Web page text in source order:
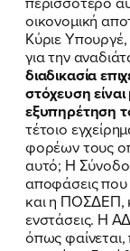
οικονομική
Κύριε Υπουργέ,
για την
διαδικασία
στόχευση
εξυπηρέτηση
τέτοιο
φορέων τους
αυτό; Η
αποφάσεις που
και η ΠΟΣΔΕΠ,
ενστάσεις. Η
όπως